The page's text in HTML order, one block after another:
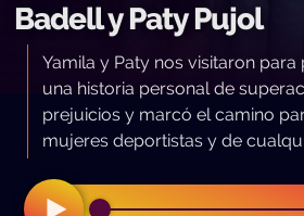
Badell y Paty Pujol
Yamila y Paty nos visitaron
una historia personal de
prejuicios y marcó el camino
mujeres deportistas y de